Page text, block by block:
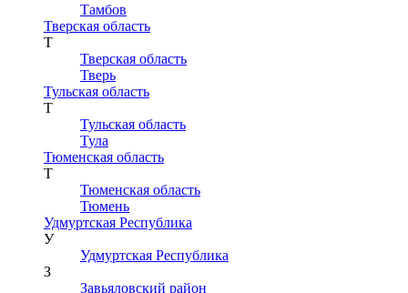
Тамбов
Тверская область
Т
Тверская область
Тверь
Тульская область
Т
Тульская область
Тула
Тюменская область
Т
Тюменская область
Тюмень
Удмуртская Республика
У
Удмуртская Республика
З
Завьяловский район